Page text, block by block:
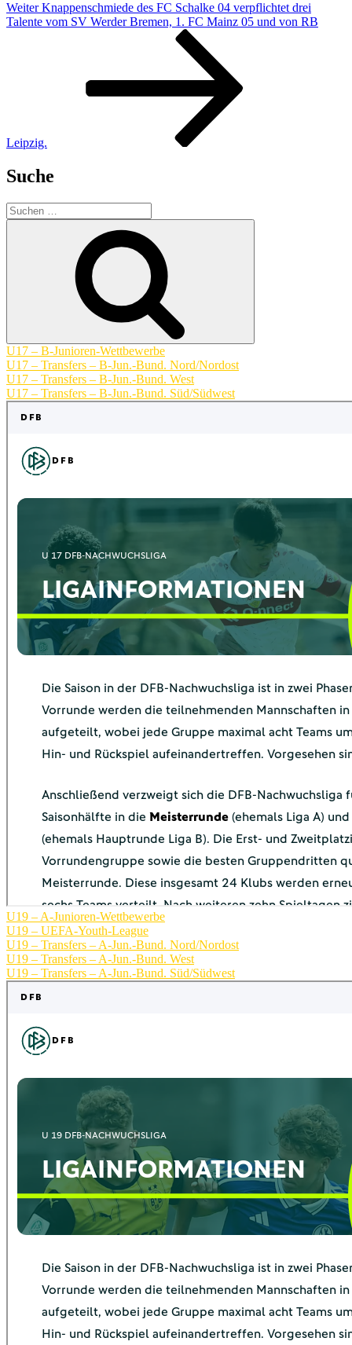
Nächster
Beitrag
Weiter Knappenschmiede des FC Schalke 04 verpflichtet drei
Talente vom SV Werder Bremen, 1. FC Mainz 05 und von RB
Leipzig.
Suche
Suchen
nach:
U17 – B-Junioren-Wettbewerbe
U17 – Transfers – B-Jun.-Bund. Nord/Nordost
U17 – Transfers – B-Jun.-Bund. West
U17 – Transfers – B-Jun.-Bund. Süd/Südwest
U19 – A-Junioren-Wettbewerbe
U19 – UEFA-Youth-League
U19 – Transfers – A-Jun.-Bund. Nord/Nordost
U19 – Transfers – A-Jun.-Bund. West
U19 – Transfers – A-Jun.-Bund. Süd/Südwest